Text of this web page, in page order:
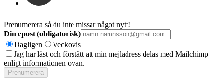
Prenumerera så du inte missar något nytt!
Din epost (obligatorisk)
Dagligen
Veckovis
Jag har läst och förstått att min mejladress delas med Mailchimp
enligt informationen ovan.